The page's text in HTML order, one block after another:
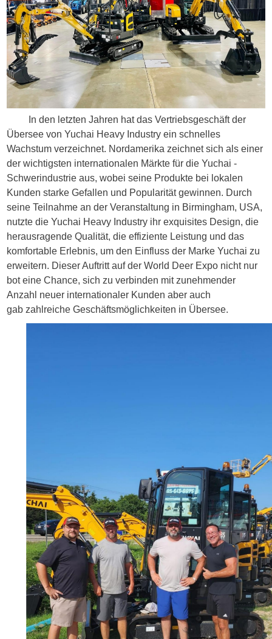
In den letzten Jahren hat das Vertriebsgeschäft der
Übersee von Yuchai Heavy Industry ein schnelles
Wachstum verzeichnet. Nordamerika zeichnet sich als einer
der wichtigsten internationalen Märkte für die Yuchai -
Schwerindustrie aus, wobei seine Produkte bei lokalen
Kunden starke Gefallen und Popularität gewinnen. Durch
seine Teilnahme an der Veranstaltung in Birmingham, USA,
nutzte die Yuchai Heavy Industry ihr exquisites Design, die
herausragende Qualität, die effiziente Leistung und das
komfortable Erlebnis, um den Einfluss der Marke Yuchai zu
erweitern. Dieser Auftritt auf der World Deer Expo nicht nur
bot eine Chance, sich zu verbinden mit zunehmender
Anzahl neuer internationaler Kunden aber auch
gab zahlreiche Geschäftsmöglichkeiten in Übersee.